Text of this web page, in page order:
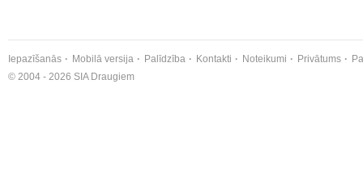
Iepazīšanās Mobilā versija Palīdzība Kontakti Noteikumi Privātums
© 2004 - 2026 SIA Draugiem